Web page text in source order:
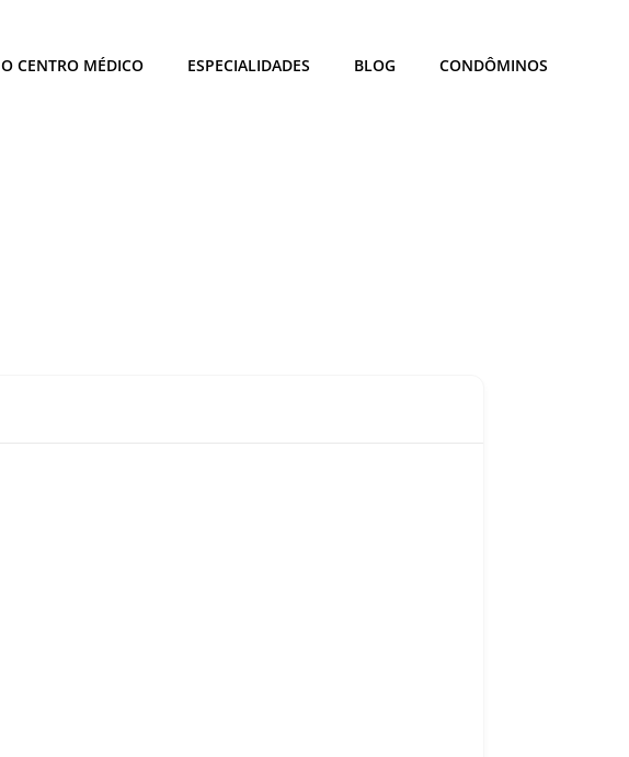
O CENTRO MÉDICO ESPECIALIDADES BLOG CONDÔMINOS